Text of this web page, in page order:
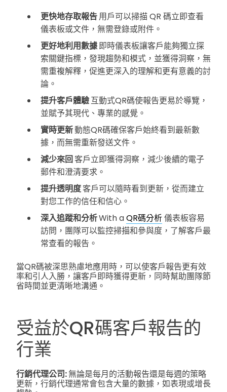
更快地存取報告用戶可以掃描 QR 碼立即查看
儀表板或文件，無需登錄或附件。
更好地利用數據即時儀表板讓客戶能夠獨立探
索關鍵指標，發現趨勢和模式，並獲得洞察，無
需重複解釋，促進更深入的理解和更有意義的討
論。
提升客戶體驗互動式QR碼使報告更易於導覽，
並賦予其現代、專業的感覺。
實時更新動態QR碼確保客戶始終看到最新數
據，而無需重新發送文件。
減少來回 客戶立即獲得洞察，減少後續的電子
郵件和澄清要求。
提升透明度客戶可以隨時看到更新，從而建立
對您工作的信任和信心。
深入追蹤和分析With aQR碼分析儀表板容易
訪問，團隊可以監控掃描和參與度，了解客戶最
常查看的報告。
當QR碼被深思熟慮地應用時，可以使客戶報告更有效
率和引人入勝，讓客戶即時獲得更新，同時幫助團隊節
省時間並更清晰地溝通。
受益於QR碼客戶報告的
行業
行銷代理公司:無論是每月的活動報告還是每週的策略
更新，行銷代理通常會包含大量的數據，如表現或增長